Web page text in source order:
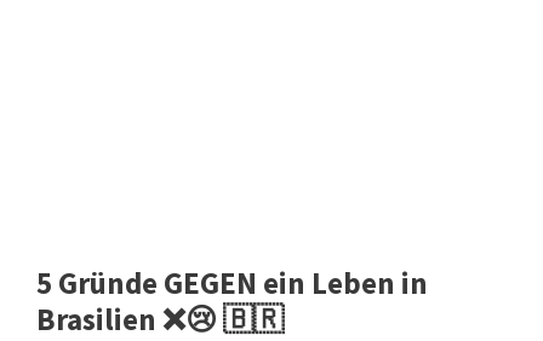
5 Gründe GEGEN ein Leben in
Brasilien ❌😢 🇧🇷